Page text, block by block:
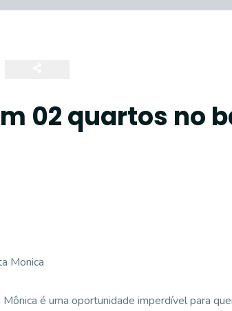
02 quartos no
Monica
é uma oportunidade imperdível para